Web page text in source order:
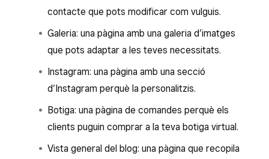
contacte que pots modificar com vulguis.
Galeria: una pàgina amb una galeria d’imatges
que pots adaptar a les teves necessitats.
Instagram: una pàgina amb una secció
d’Instagram perquè la personalitzis.
Botiga: una pàgina de comandes perquè els
clients puguin comprar a la teva botiga virtual.
Vista general del blog: una pàgina que recopila